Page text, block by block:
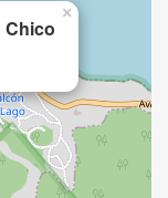
Chico
×